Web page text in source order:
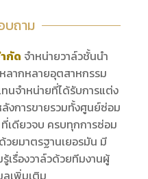
ถาม
กัด จำหน่ายวาล์วชั้นนำ
ลากหลายอุตสาหกรรม
นจำหน่ายที่ได้รับการแต่ง
งการขายรวมทั้งศูนย์ซ่อม
ที่เดียวจบ ครบทุกการซ่อม
วยมาตรฐานเยอรมัน มี
เรื่องวาล์วด้วยทีมงานผู้
เพิ่มเติม